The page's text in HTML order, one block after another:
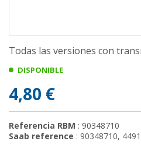
Todas las versiones con
DISPONIBLE
4,80 €
Referencia RBM : 90348710
Saab reference : 90348710,